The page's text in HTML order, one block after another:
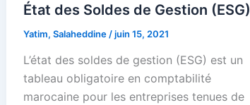
État des Soldes de Gestion (ESG)
Yatim, Salaheddine /juin 15, 2021
L’état des soldes de gestion (ESG) est un
tableau obligatoire en comptabilité
marocaine pour les entreprises tenues de